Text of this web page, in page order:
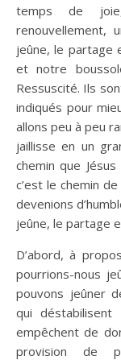
temps de
renouvellement,
jeûne, le partage
et notre
Ressuscité. Ils
indiqués pour
allons peu à peu
jaillisse en un
chemin que
c’est le chemin
devenions
jeûne, le partage
D’abord, à
pourrions-nous
pouvons jeûner
qui
empêchent de
provision de